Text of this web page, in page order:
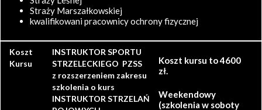
Straży Marszałkowskiej
kwalifikowani pracownicy ochrony fizycznej
Koszt
Kursu
INSTRUKTOR SPORTU
STRZELECKIEGO PZSS
z rozszerzeniem zakresu
szkolenia o kurs
INSTRUKTOR STRZELAŃ
Koszt kursu to 4600
zł.
Weekendowy
(szkolenia w soboty